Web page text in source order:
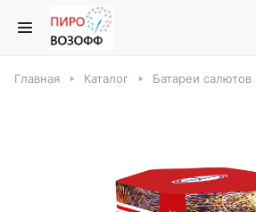
Главная Каталог Батареи салютов